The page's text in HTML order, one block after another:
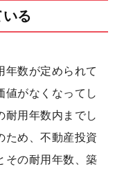
る
年数が定められて
値がなくなってし
耐用年数内までし
ため、不動産投資
その耐用年数、築